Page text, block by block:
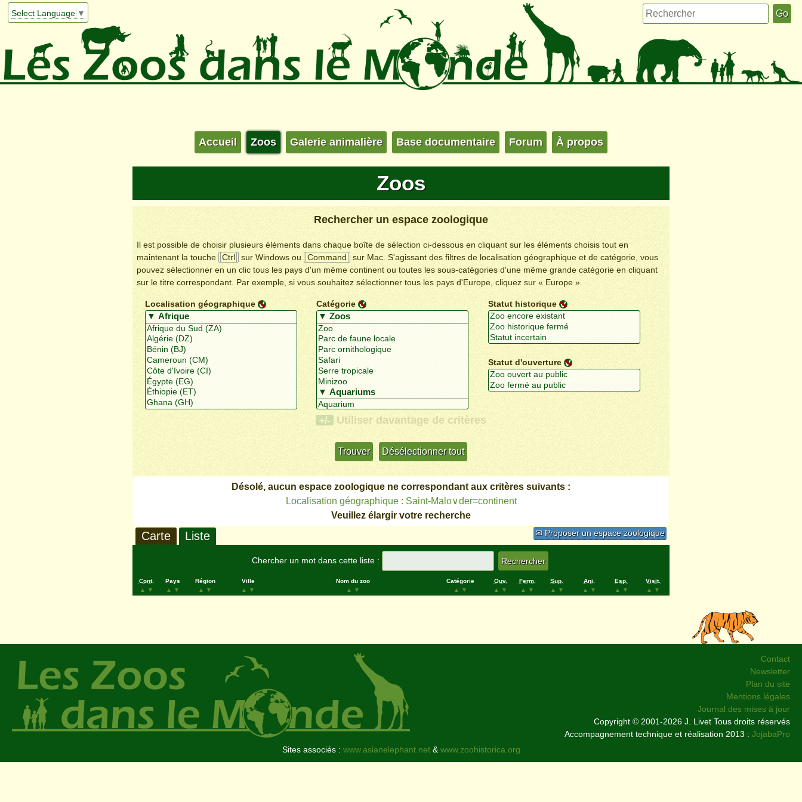
Select Language ▼
Accueil Zoos Galerie animalière Base documentaire Forum À propos
Zoos
Rechercher un espace zoologique
Il est possible de choisir plusieurs éléments dans chaque boîte de sélection ci-dessous en cliquant sur les éléments choisis tout en
maintenant la touche
Ctrl sur Windows ou Command
sur Mac. S'agissant des filtres de localisation géographique et de catégorie, vous
pouvez sélectionner en un clic tous les pays d'un même continent ou toutes les sous-catégories d'une même grande catégorie en cliquant
sur le titre correspondant. Par exemple, si vous souhaitez sélectionner tous les pays d'Europe, cliquez sur « Europe ».
Localisation géographique Catégorie Statut historique
Statut d'ouverture
+/- Utiliser davantage de critères
Désolé, aucun espace zoologique ne correspondant aux critères suivants :
Localisation géographique : Saint-Malo∨der=continent
Veuillez élargir votre recherche
✉ Proposer un espace zoologique
Carte Liste
Chercher un mot dans cette liste :
Cont.
▲
▼
Pays
▲
▼
Région
▲
▼
Ville
▲
▼
Nom du zoo
▲
▼
Catégorie
▲
▼
Ouv.
▲
▼
Ferm.
▲
▼
Sup.
▲
▼
Ani.
▲
▼
Esp.
▲
▼
Visit.
▲
▼
Contact
Newsletter
Plan du site
Mentions légales
Journal des mises à jour
Copyright © 2001-2026 J. Livet Tous droits réservés
Accompagnement technique et réalisation 2013 : JojabaPro
Sites associés : www.asianelephant.net&www.zoohistorica.org